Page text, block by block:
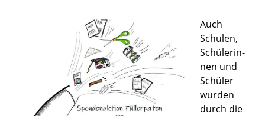
Auch
Schulen,
Schüle­rin­
nen und
Schüler
wurden
durch die